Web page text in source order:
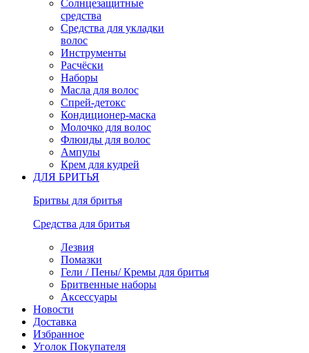
Солнцезащитные
средства
Средства для укладки
волос
Инструменты
Расчёски
Наборы
Масла для волос
Спрей-детокс
Кондиционер-маска
Молочко для волос
Флюиды для волос
Ампулы
Крем для кудрей
ДЛЯ БРИТЬЯ
Бритвы для бритья
Средства для бритья
Лезвия
Помазки
Гели / Пены/ Кремы для бритья
Бритвенные наборы
Аксессуары
Новости
Доставка
Избранное
Уголок Покупателя